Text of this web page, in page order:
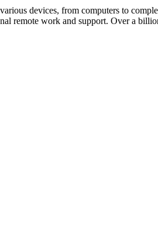
devices, from computers to
remote work and support. Over a